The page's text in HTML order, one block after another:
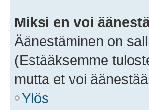
Miksi en voi
Äänestäminen on
(Estääksemme
mutta et voi
Ylös